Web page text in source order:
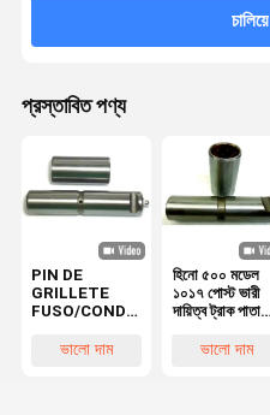
চালিয়ে
প্রস্তাবিত পণ্য
PIN DE
GRILLETE
FUSO/CONDOR
MC420079
ভালো দাম
হিনো ৫০০ মডেল
১০১৭ পোস্ট ভারী
দায়িত্ব ট্রাক পাতা
পিন ₹৩০X১২৭ মিমি
ভালো দাম